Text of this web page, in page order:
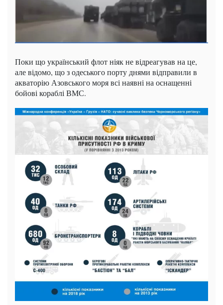
Поки що український флот ніяк не відреагував на це,
але відомо, що з одеського порту днями відправили в
акваторію Азовського моря всі наявні на оснащенні
бойові кораблі ВМС.